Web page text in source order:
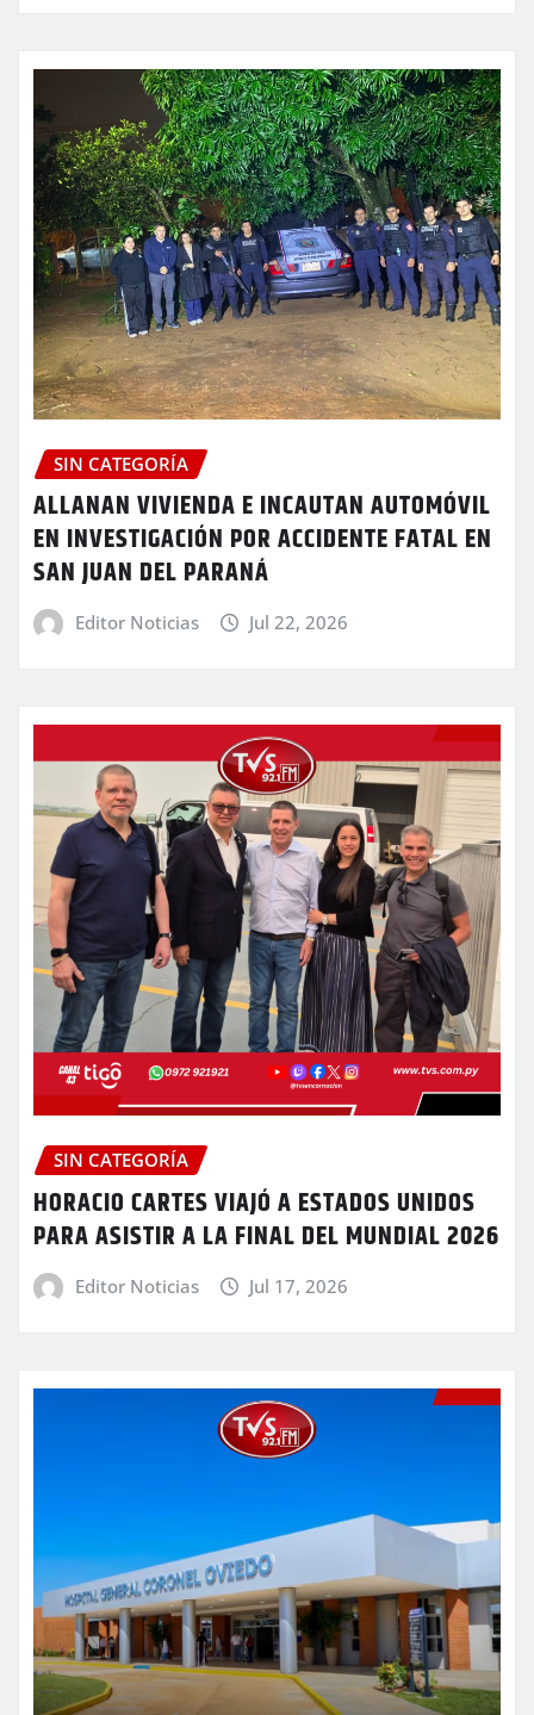
SIN CATEGORÍA
ALLANAN VIVIENDA E INCAUTAN AUTOMÓVIL
EN INVESTIGACIÓN POR ACCIDENTE FATAL EN
SAN JUAN DEL PARANÁ
Editor Noticias Jul 22, 2026
SIN CATEGORÍA
HORACIO CARTES VIAJÓ A ESTADOS UNIDOS
PARA ASISTIR A LA FINAL DEL MUNDIAL 2026
Editor Noticias Jul 17, 2026